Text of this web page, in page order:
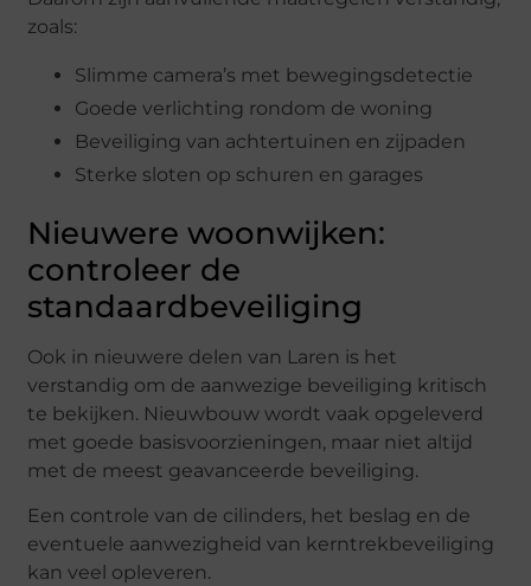
zoals:
Slimme camera’s met bewegingsdetectie
Goede verlichting rondom de woning
Beveiliging van achtertuinen en zijpaden
Sterke sloten op schuren en garages
Nieuwere woonwijken:
controleer de
standaardbeveiliging
Ook in nieuwere delen van Laren is het
verstandig om de aanwezige beveiliging kritisch
te bekijken. Nieuwbouw wordt vaak opgeleverd
met goede basisvoorzieningen, maar niet altijd
met de meest geavanceerde beveiliging.
Een controle van de cilinders, het beslag en de
eventuele aanwezigheid van kerntrekbeveiliging
kan veel opleveren.